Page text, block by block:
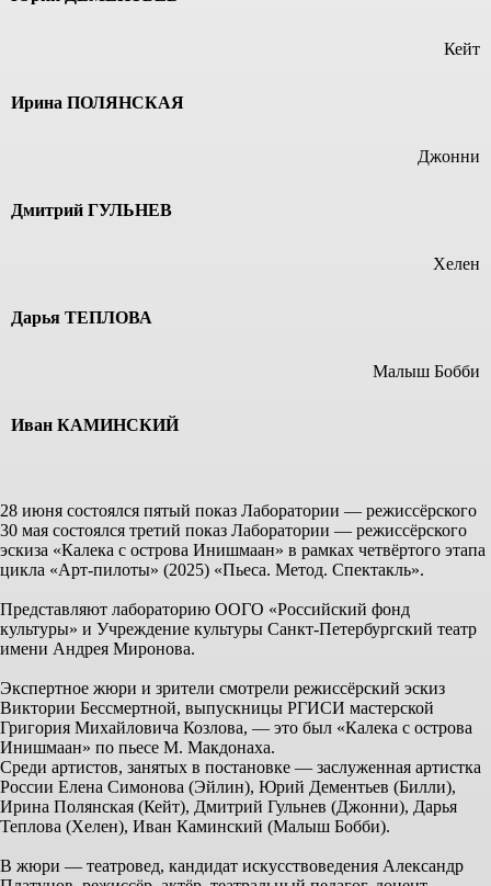
Кейт
Ирина ПОЛЯНСКАЯ
Джонни
Дмитрий ГУЛЬНЕВ
Хелен
Дарья ТЕПЛОВА
Малыш Бобби
Иван КАМИНСКИЙ
28 июня состоялся пятый показ Лаборатории — режиссёрского
30 мая состоялся третий показ Лаборатории — режиссёрского
эскиза «Калека с острова Инишмаан» в рамках четвёртого этапа
цикла «Арт-пилоты» (2025) «Пьеса. Метод. Спектакль».
Представляют лабораторию ООГО «Российский фонд
культуры» и Учреждение культуры Санкт-Петербургский театр
имени Андрея Миронова.
Экспертное жюри и зрители смотрели режиссёрский эскиз
Виктории Бессмертной, выпускницы РГИСИ мастерской
Григория Михайловича Козлова, — это был «Калека с острова
Инишмаан» по пьесе М. Макдонаха.
Среди артистов, занятых в постановке — заслуженная артистка
России Елена Симонова (Эйлин), Юрий Дементьев (Билли),
Ирина Полянская (Кейт), Дмитрий Гульнев (Джонни), Дарья
Теплова (Хелен), Иван Каминский (Малыш Бобби).
В жюри — театровед, кандидат искусствоведения Александр